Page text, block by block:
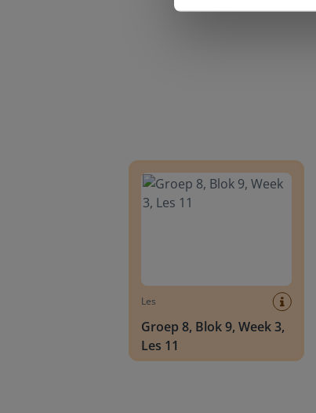
Les
Groep 8, Blok 9, Week 3,
Les 11